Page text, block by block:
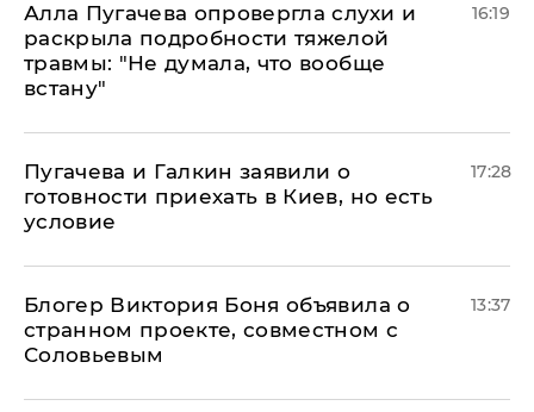
Алла Пугачева опровергла слухи и
раскрыла подробности тяжелой
травмы: "Не думала, что вообще
встану"
16:19
Пугачева и Галкин заявили о
готовности приехать в Киев, но есть
условие
17:28
Блогер Виктория Боня объявила о
странном проекте, совместном с
Соловьевым
13:37